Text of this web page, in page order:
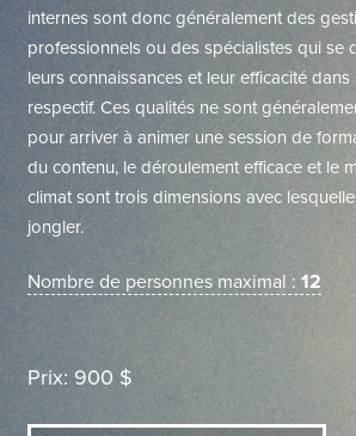
internes sont donc généralement des
professionnels ou des spécialistes qui se
leurs connaissances et leur efficacité
respectif. Ces qualités ne sont
pour arriver à animer une session de
du contenu, le déroulement efficace et le
climat sont trois dimensions avec
jongler.
Nombre de personnes maximal : 12
Prix: 900 $